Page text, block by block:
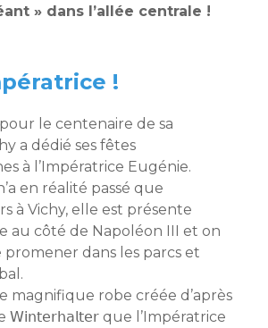
» dans l’allée centrale !
!
le centenaire de sa
a dédié ses fêtes
à l’Impératrice Eugénie.
en réalité passé que
à Vichy, elle est présente
au côté de Napoléon III et on
promener dans les parcs et
magnifique robe créée d’après
que l’Impératrice